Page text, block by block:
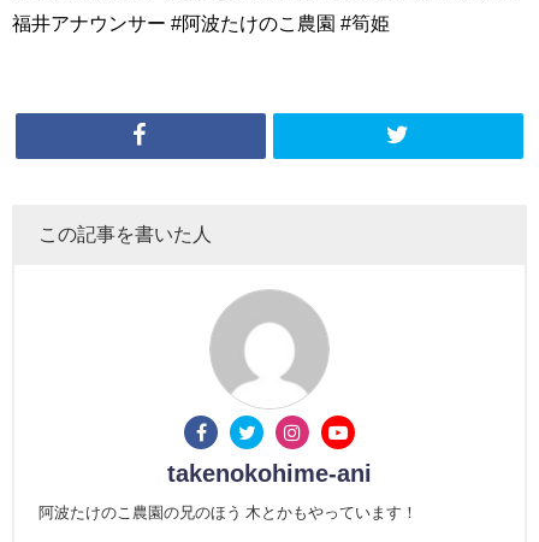
福井アナウンサー #阿波たけのこ農園 #筍姫
この記事を書いた人
takenokohime-ani
阿波たけのこ農園の兄のほう 木とかもやっています！